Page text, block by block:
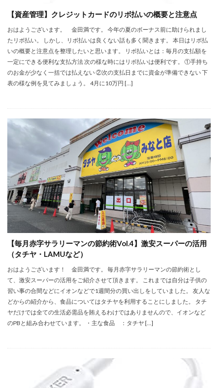
【資産管理】クレジットカードのリボ払いの概要と注意点
おはようございます。 金田満です。 今年の夏のボーナス前に助けられまし
たリボ払い。 しかし、リボ払いは良くない話も多く聞きます。 本日はリボ払
いの概要と注意点を整理したいと思います。 リボ払いとは：毎月の支払額を
一定にできる便利な支払方法 次の様な時にはリボ払いは便利です。 ①手持ち
のお金が少なく一括では払えない ②次の支払日までに資金が準備できない 下
表の様な例を見てみましょう。 4月に10万円 […]
【毎月赤字サラリーマンの節約術Vol.4】激安スーパーの活用
（タチヤ・LAMUなど）
おはようございます！ 金田満です。 毎月赤字サラリーマンの節約術とし
て、激安スーパーの活用をご紹介させて頂きます。 これまでは自分は子供の
習い事の合間などにイオンなどで1週間分の買い出しをしていました。 友人な
どからの紹介から、食品についてはタチヤを利用することにしました。 タチ
ヤだけでは全ての生活必需品を賄えるわけではありませんので、イオンなど
のPBと組み合わせています。 ・主な食品 ：タチヤ […]